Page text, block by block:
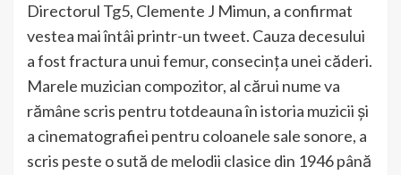
Directorul Tg5, Clemente J Mimun, a confirmat
vestea mai întâi printr-un tweet. Cauza decesului
a fost fractura unui femur, consecința unei căderi.
Marele muzician compozitor, al cărui nume va
rămâne scris pentru totdeauna în istoria muzicii și
a cinematografiei pentru coloanele sale sonore, a
scris peste o sută de melodii clasice din 1946 până